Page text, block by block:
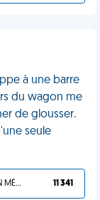
à une barre
du wagon me
de glousser.
seule
TU L'AS BIEN MÉRITÉ 11 341